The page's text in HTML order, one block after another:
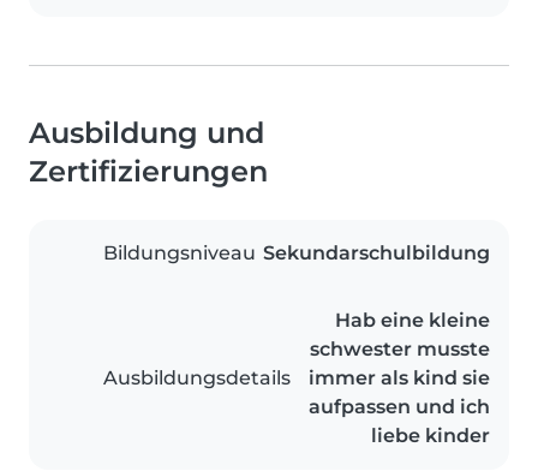
Ausbildung und
Zertifizierungen
Bildungsniveau Sekundarschulbildung
Ausbildungsdetails
Hab eine kleine
schwester musste
immer als kind sie
aufpassen und ich
liebe kinder